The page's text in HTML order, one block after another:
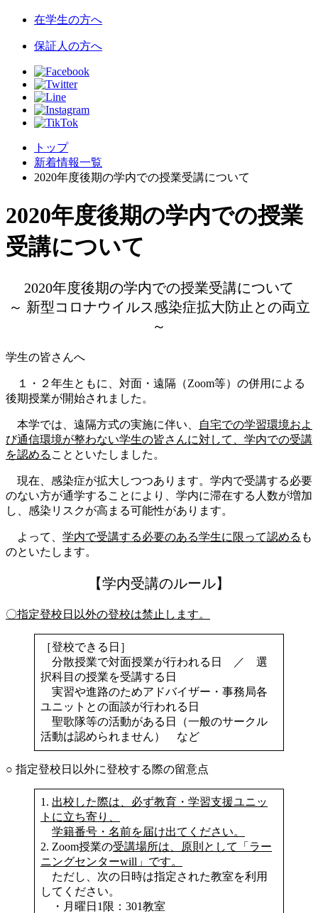
在学生の方へ
保証人の方へ
トップ
新着情報一覧
2020年度後期の学内での授業受講について
2020年度後期の学内での授業
受講について
2020年度後期の学内での授業受講について
～ 新型コロナウイルス感染症拡大防止との両立
～
学生の皆さんへ
１・２年生ともに、対面・遠隔（Zoom等）の併用による
後期授業が開始されました。
本学では、遠隔方式の実施に伴い、
自宅での学習環境およ
び通信環境が整わない学生の皆さんに対して、学内での受講
を認める ことといたしました。
現在、感染症が拡大しつつあります。学内で受講する必要
のない方が通学することにより、学内に滞在する人数が増加
し、感染リスクが高まる可能性があります。
よって、 学内で受講する必要のある学生に限って認める も
のといたします。
【学内受講のルール】
〇指定登校日以外の登校は禁止します。
［登校できる日］
分散授業で対面授業が行われる日 ／ 選
択科目の授業を受講する日
実習や進路のためアドバイザー・事務局各
ユニットとの面談が行われる日
聖歌隊等の活動がある日（一般のサークル
活動は認められません） など
○ 指定登校日以外に登校する際の留意点
1. 出校した際は、必ず教育・学習支援ユニッ
トに立ち寄り、
学籍番号・名前を届け出てください。
2. Zoom授業の受講場所は、原則として「ラー
ニングセンターwill」です。
ただし、次の日時は指定された教室を利用
してください。
・月曜日1限：301教室